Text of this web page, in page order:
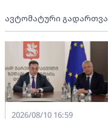
ავტომატური გადართვა
2026/08/10 16:59